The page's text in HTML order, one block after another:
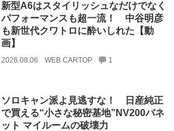
新型A6はスタイリッシュなだけでなく
パフォーマンスも超一流！ 中谷明彦
も新世代クワトロに酔いしれた【動
画】
2026.08.06 WEB CARTOP 1
ソロキャン派よ見逃すな！ 日産純正
で買える“小さな秘密基地”NV200バネ
ット マイルームの破壊力